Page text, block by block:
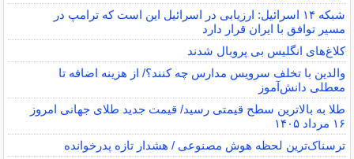
شبکه ۱۴ اسرائیل: ارزیابی در اسرائیل این است که ترامپ در
مسیر توافق با ایران قرار دارد
کلاغ‌های انگلیس بی پروبال شدند
والدین با تخلف سرویس مدارس چه کنند؟/ از هزینه اضافه تا
معطلی دانش‌آموز
طلا به بالاترین سطح قیمتی رسید/ قیمت جدید طلای جهانی امروز
۱۶ مرداد ۱۴۰۵
ترسناک‌ترین لحظه هوش مصنوعی / هشدار تازه پدرخوانده